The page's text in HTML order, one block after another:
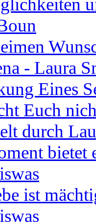
- Laura
Eines
Euch
durch
bietet
ist